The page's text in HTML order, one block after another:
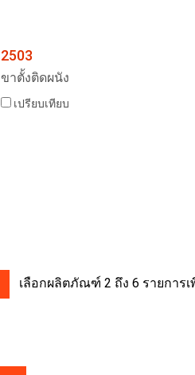
2503
ขาตั้งติดผนัง
เปรียบเทียบ
เลือกผลิตภัณฑ์ 2 ถึง 6 รายการเ